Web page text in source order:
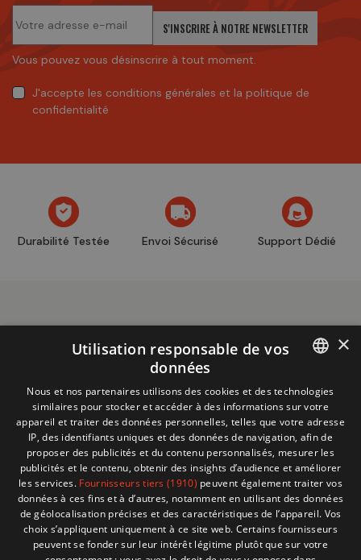
S'INSCRIRE À NOTRE NEWSLETTER
Vous pouvez vous désinscrire à tout moment.
J'accepte les conditions générales et la politique de
confidentialité
Durabilité Testée Envoi Sécurisé Support Dédié
MENU
SHOP
BESOIN D'AIDE ?
boutique
+32 (0)2 704 93 20
store@adventech.be
Mercuriusstraat 24 - 1930 Zaventem
FRENCH
×
Utilisation responsable de vos
données
Nous et nos partenaires utilisons des cookies et des technologies
similaires pour stocker et accéder à des informations sur votre
appareil et traiter des données personnelles, telles que votre adresse
IP, des identifiants uniques et des données de navigation, afin de
proposer des publicités et du contenu personnalisés, mesurer les
publicités et le contenu, obtenir des insights d’audience et améliorer
les services. Fournisseurs tiers (1910) peuvent également traiter vos
données à ces fins et à d’autres, notamment en utilisant des données
de géolocalisation précises et des caractéristiques de l’appareil. Vos
choix s’appliquent uniquement à ce site web. Certains fournisseurs
peuvent se fonder sur leur intérêt légitime plutôt que sur votre